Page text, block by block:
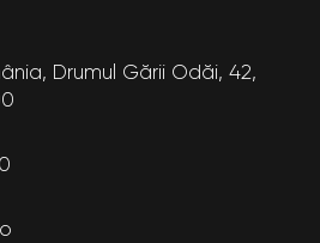
Drumul Gării Odăi, 42,